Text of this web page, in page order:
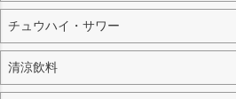
チュウハイ・サワー
清涼飲料